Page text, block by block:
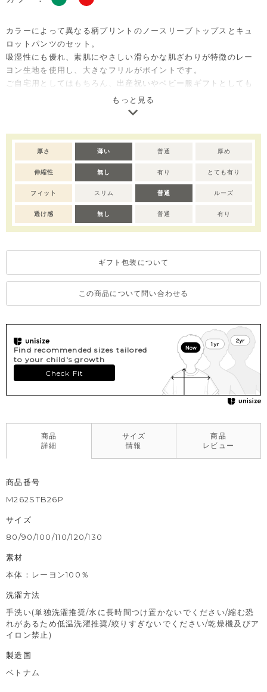
カラーによって異なる柄プリントのノースリーブトップスとキュ
ロットパンツのセット。
吸湿性にも優れ、素肌にやさしい滑らかな肌ざわりが特徴のレー
ヨン生地を使用し、大きなフリルがポイントです。
ご自宅用としてはもちろん、出産祝いやベビー服ギフトとしても
喜ばれるセットアイテムです。
※撮影･モニター環境等により実際の商品の色味と異なって見える
場合がございます。
※濃色部分は、摩擦や汗・雨などにより、他の衣類や下着、バッ
グ等に色移りする場合がございます。淡色のものとの組み合わせ
※色移りを防ぐため、手洗い後はタオルで軽く水気を取り、形を
整えてください。
もっと見る
厚さ 薄い 普通 厚め
伸縮性 無し 有り とても有り
フィット スリム 普通 ルーズ
透け感 無し 普通 有り
ギフト包装について
この商品について問い合わせる
Find recommended sizes tailored
to your child's growth
Check Fit
商品
詳細
サイズ
情報
商品
レビュー
商品番号
M262STB26P
サイズ
80/90/100/110/120/130
素材
本体：レーヨン100％
洗濯方法
手洗い(単独洗濯推奨/水に長時間つけ置かないでください/縮む恐
れがあるため低温洗濯推奨/絞りすぎないでください/乾燥機及びア
イロン禁止)
製造国
ベトナム